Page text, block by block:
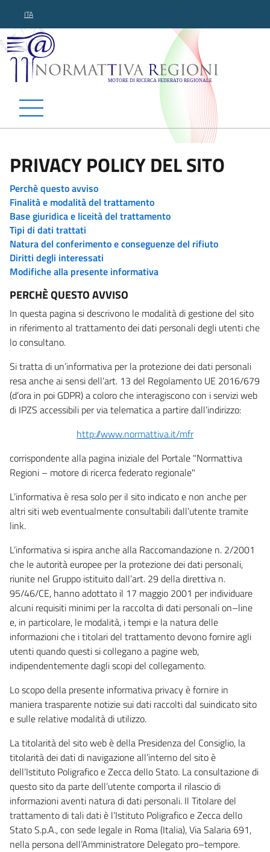
ITA
Normattiva Regioni -
PRIVACY POLICY DEL SITO
Perchè questo avviso
Finalità e modalità del trattamento
Base giuridica e liceità del trattamento
Tipi di dati trattati
Natura del conferimento e conseguenze del rifiuto
Diritti degli interessati
Modifiche alla presente informativa
PERCHÈ QUESTO AVVISO
In questa pagina si descrivono le modalità di gestione del sito
in riferimento al trattamento dei dati personali degli utenti che
lo consultano.
Si tratta di un’informativa per la protezione dei dati personali
resa anche ai sensi dell’art. 13 del Regolamento UE 2016/679
(d’ora in poi GDPR) a coloro che interagiscono con i servizi web
di IPZS accessibili per via telematica a partire dall’indirizzo:
http://www.normattiva.it/mfr
corrispondente alla pagina iniziale del Portale "Normattiva
Regioni – motore di ricerca federato regionale"
L’informativa è resa solo per il sito indicato e non anche per
altri siti web eventualmente consultabili dall’utente tramite
link.
L’informativa si ispira anche alla Raccomandazione n. 2/2001
che le autorità europee per la protezione dei dati personali,
riunite nel Gruppo istituito dall’art. 29 della direttiva n.
95/46/CE, hanno adottato il 17 maggio 2001 per individuare
alcuni requisiti minimi per la raccolta di dati personali on–line
e, in particolare, le modalità, i tempi e la natura delle
informazioni che i titolari del trattamento devono fornire agli
utenti quando questi si collegano a pagine web,
indipendentemente dagli scopi del collegamento.
Lo scopo della presente informativa privacy è fornire in
maniera trasparente notizie sui dati raccolti dal suindicato sito
e sulle relative modalità di utilizzo.
La titolarità del sito web è della Presidenza del Consiglio, la
titolarità dei dati di navigazione all’interno del sito è
dell’Istituto Poligrafico e Zecca dello Stato. La consultazione di
questo sito da parte dell’utente comporta il rilascio di
informazioni aventi natura di dati personali. Il Titolare del
trattamento di tali dati è l’Istituto Poligrafico e Zecca dello
Stato S.p.A., con sede legale in Roma (Italia), Via Salaria 691,
nella persona dell’Amministratore Delegato pro–tempore.